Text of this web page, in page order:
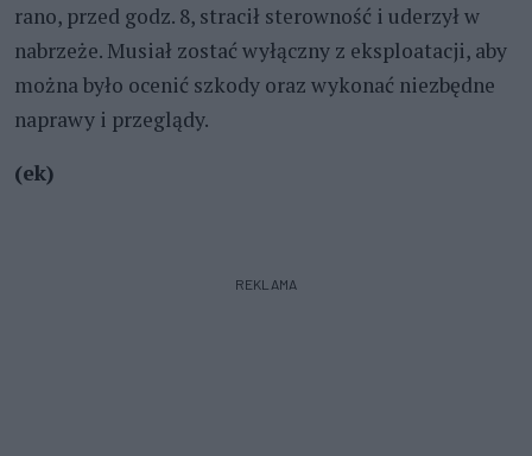
rano, przed godz. 8, stracił sterowność i uderzył w
nabrzeże. Musiał zostać wyłączny z eksploatacji, aby
można było ocenić szkody oraz wykonać niezbędne
naprawy i przeglądy.
(ek)
REKLAMA